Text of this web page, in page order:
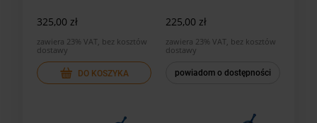
325,00 zł
zawiera 23% VAT, bez kosztów
dostawy
DO KOSZYKA
225,00 zł
zawiera 23% VAT, bez kosztów
dostawy
powiadom o dostępności